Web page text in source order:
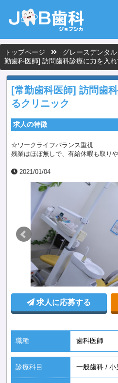
トップページ グレースデンタ
勤歯科医師] 訪問歯科診療に力を入
[常勤歯科医師] 訪問歯
るクリニック
求人の特徴
☆ワークライフバランス重視
残業はほぼ無しで、有給休暇も取り
2021/01/04
求人に応募する
職種 歯科医師
診療科目 一般歯科/ 小